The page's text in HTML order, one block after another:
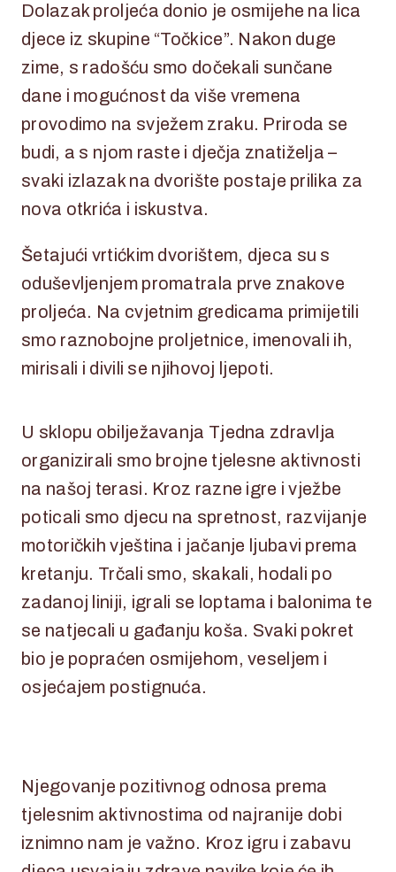
Dolazak proljeća donio je osmijehe na lica
djece iz skupine “Točkice”. Nakon duge
zime, s radošću smo dočekali sunčane
dane i mogućnost da više vremena
provodimo na svježem zraku. Priroda se
budi, a s njom raste i dječja znatiželja –
svaki izlazak na dvorište postaje prilika za
nova otkrića i iskustva.
Šetajući vrtićkim dvorištem, djeca su s
oduševljenjem promatrala prve znakove
proljeća. Na cvjetnim gredicama primijetili
smo raznobojne proljetnice, imenovali ih,
mirisali i divili se njihovoj ljepoti.
U sklopu obilježavanja Tjedna zdravlja
organizirali smo brojne tjelesne aktivnosti
na našoj terasi. Kroz razne igre i vježbe
poticali smo djecu na spretnost, razvijanje
motoričkih vještina i jačanje ljubavi prema
kretanju. Trčali smo, skakali, hodali po
zadanoj liniji, igrali se loptama i balonima te
se natjecali u gađanju koša. Svaki pokret
bio je popraćen osmijehom, veseljem i
osjećajem postignuća.
Njegovanje pozitivnog odnosa prema
tjelesnim aktivnostima od najranije dobi
iznimno nam je važno. Kroz igru i zabavu